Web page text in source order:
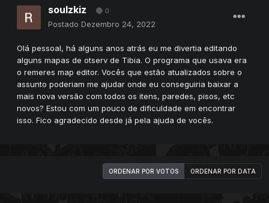
soulzkiz 0
Postado Dezembro 24, 2022
Olá pessoal, há alguns anos atrás eu me divertia editando
alguns mapas de otserv de Tibia. O programa que usava era
o remeres map editor. Vocês que estão atualizados sobre o
assunto poderiam me ajudar onde eu conseguiria baixar a
mais nova versão com todos os itens, paredes, pisos, etc
novos? Estou com um pouco de dificuldade em encontrar
isso. Fico agradecido desde já pela ajuda de vocês.
ORDENAR POR VOTOS ORDENAR POR DATA